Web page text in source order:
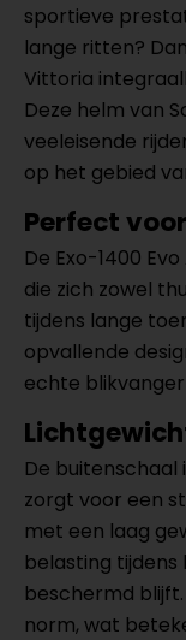
sportieve
lange ritten?
Vittoria
Deze helm van
veeleisende
op het gebied
Perfect
De Exo-1400
die zich zowel
tijdens lange
opvallende
echte
De buitenschaal
zorgt voor een
met een laag
belasting
beschermd blijft.
norm, wat